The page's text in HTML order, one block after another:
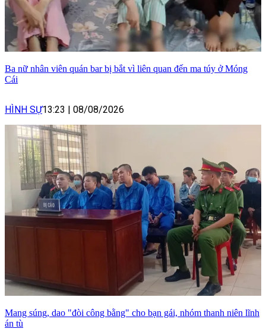
Ba nữ nhân viên quán bar bị bắt vì liên quan đến ma túy ở Móng
Cái
HÌNH SỰ13:23 08/08/2026
Mang súng, dao "đòi công bằng" cho bạn gái, nhóm thanh niên lĩnh
án tù